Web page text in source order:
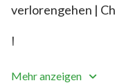
verlorengehen |
I
Es ist Gottes
Mehr anzeigen